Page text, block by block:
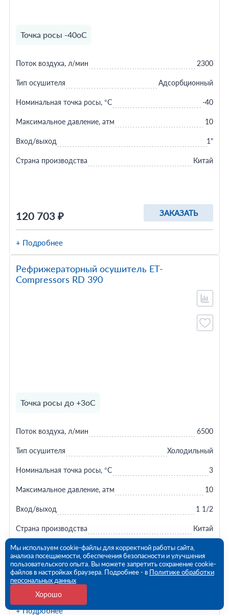
Точка росы -40оС
120 703 ₽ ЗАКАЗАТЬ
Поток воздуха, л/мин 2300
Тип осушителя Адсорбционный
Номинальная точка росы, °C -40
Максимальное давление, атм 10
Вход/выход 1"
Страна производства Китай
+ Подробнее
Рефрижераторный осушитель ET-
Compressors RD 390
Точка росы до +3оС
124 729 ₽
ЗАКАЗАТЬ
В КОРЗИНУ
Поток воздуха, л/мин 6500
Тип осушителя Холодильный
Номинальная точка росы, °C 3
Максимальное давление, атм 10
Вход/выход 1 1/2
Страна производства Китай
+ Подробнее
Мы используем cookie-файлы для корректной работы сайта,
анализа посещаемости, обеспечения безопасности и улучшения
пользовательского опыта. Вы можете запретить сохранение cookie-
файлов в настройках браузера. Подробнее - в Политике обработки
персональных данных
Хорошо